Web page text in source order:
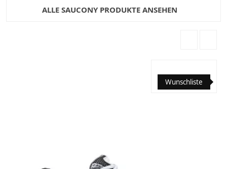
ALLE SAUCONY PRODUKTE ANSEHEN
Wunschliste